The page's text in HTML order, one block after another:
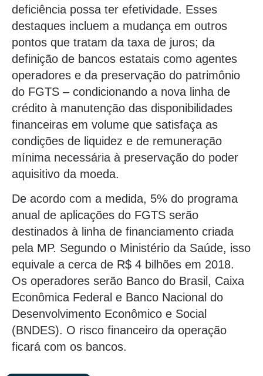
deficiência possa ter efetividade. Esses
destaques incluem a mudança em outros
pontos que tratam da taxa de juros; da
definição de bancos estatais como agentes
operadores e da preservação do patrimônio
do FGTS – condicionando a nova linha de
crédito à manutenção das disponibilidades
financeiras em volume que satisfaça as
condições de liquidez e de remuneração
mínima necessária à preservação do poder
aquisitivo da moeda.
De acordo com a medida, 5% do programa
anual de aplicações do FGTS serão
destinados à linha de financiamento criada
pela MP. Segundo o Ministério da Saúde, isso
equivale a cerca de R$ 4 bilhões em 2018.
Os operadores serão Banco do Brasil, Caixa
Econômica Federal e Banco Nacional do
Desenvolvimento Econômico e Social
(BNDES). O risco financeiro da operação
ficará com os bancos.